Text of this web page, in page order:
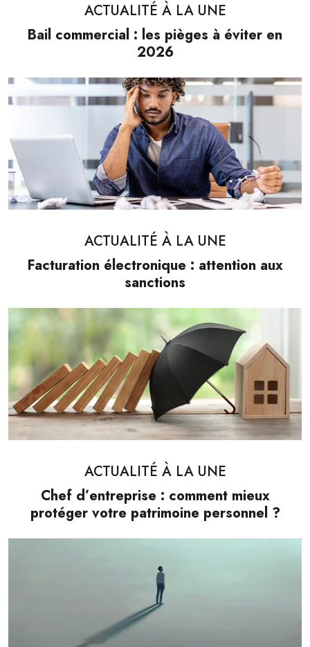
ACTUALITÉ À LA UNE
Bail commercial : les pièges à éviter en
2026
ACTUALITÉ À LA UNE
Facturation électronique : attention aux
sanctions
ACTUALITÉ À LA UNE
Chef d’entreprise : comment mieux
protéger votre patrimoine personnel ?